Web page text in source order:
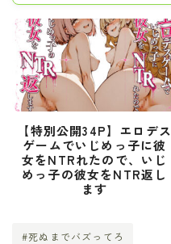
【特別公開34P】エロデス
ゲームでいじめっ子に彼
女をNTRれたので、いじ
めっ子の彼女をNTR返し
ます
#死ぬまでバズってろ